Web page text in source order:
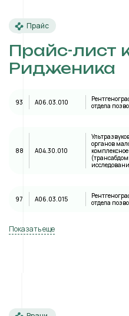
Прайс
Прайс-лист
Ридженика
93 A06.03.010
отдела
88 А04.30.010
органов
комплексное
97 A06.03.015
отдела
Показать еще